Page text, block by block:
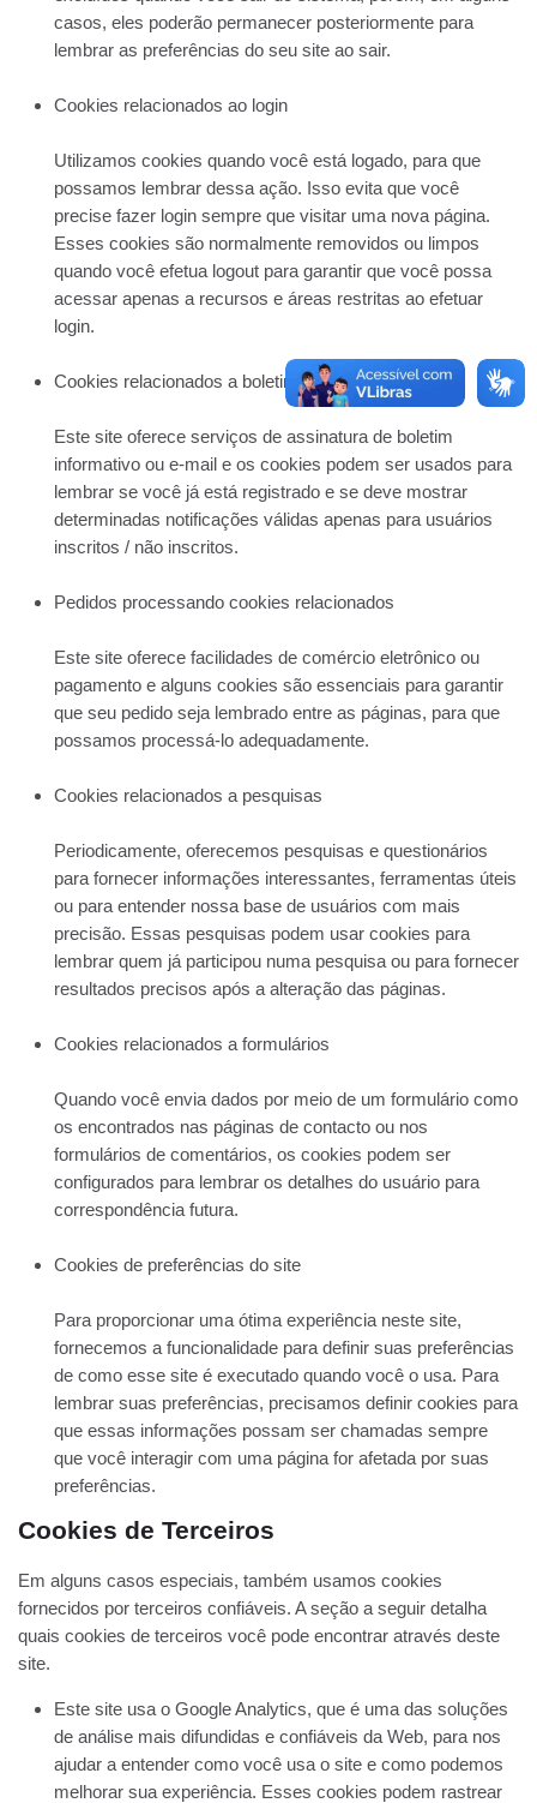
casos, eles poderão permanecer posteriormente para
lembrar as preferências do seu site ao sair.
Cookies relacionados ao login
Utilizamos cookies quando você está logado, para que
possamos lembrar dessa ação. Isso evita que você
precise fazer login sempre que visitar uma nova página.
Esses cookies são normalmente removidos ou limpos
quando você efetua logout para garantir que você possa
acessar apenas a recursos e áreas restritas ao efetuar
login.
Cookies relacionados a boletins por e-mail
Este site oferece serviços de assinatura de boletim
informativo ou e-mail e os cookies podem ser usados ​​para
lembrar se você já está registrado e se deve mostrar
determinadas notificações válidas apenas para usuários
inscritos / não inscritos.
Pedidos processando cookies relacionados
Este site oferece facilidades de comércio eletrônico ou
pagamento e alguns cookies são essenciais para garantir
que seu pedido seja lembrado entre as páginas, para que
possamos processá-lo adequadamente.
Cookies relacionados a pesquisas
Periodicamente, oferecemos pesquisas e questionários
para fornecer informações interessantes, ferramentas úteis
ou para entender nossa base de usuários com mais
precisão. Essas pesquisas podem usar cookies para
lembrar quem já participou numa pesquisa ou para fornecer
resultados precisos após a alteração das páginas.
Cookies relacionados a formulários
Quando você envia dados por meio de um formulário como
os encontrados nas páginas de contacto ou nos
formulários de comentários, os cookies podem ser
configurados para lembrar os detalhes do usuário para
correspondência futura.
Cookies de preferências do site
Para proporcionar uma ótima experiência neste site,
fornecemos a funcionalidade para definir suas preferências
de como esse site é executado quando você o usa. Para
lembrar suas preferências, precisamos definir cookies para
que essas informações possam ser chamadas sempre
que você interagir com uma página for afetada por suas
preferências.
Cookies de Terceiros
Em alguns casos especiais, também usamos cookies
fornecidos por terceiros confiáveis. A seção a seguir detalha
quais cookies de terceiros você pode encontrar através deste
site.
Este site usa o Google Analytics, que é uma das soluções
de análise mais difundidas e confiáveis ​​da Web, para nos
ajudar a entender como você usa o site e como podemos
melhorar sua experiência. Esses cookies podem rastrear